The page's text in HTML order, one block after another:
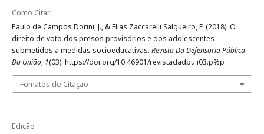
Como Citar
Paulo de Campos Dorini, J., & Elias Zaccarelli Salgueiro, F. (2018). O
direito de voto dos presos provisórios e dos adolescentes
submetidos a medidas socioeducativas. Revista Da Defensoria Pública
Da União, 1(03). https://doi.org/10.46901/revistadadpu.i03.p%p
Fomatos de Citação
Edição